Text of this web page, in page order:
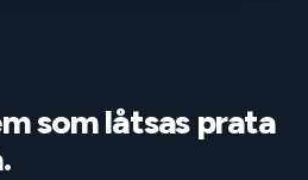
som låtsas prata